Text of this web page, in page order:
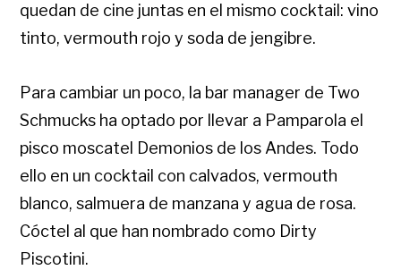
quedan de cine juntas en el mismo cocktail: vino
tinto, vermouth rojo y soda de jengibre.
Para cambiar un poco, la bar manager de Two
Schmucks ha optado por llevar a Pamparola el
pisco moscatel Demonios de los Andes. Todo
ello en un cocktail con calvados, vermouth
blanco, salmuera de manzana y agua de rosa.
Cóctel al que han nombrado como Dirty
Piscotini.